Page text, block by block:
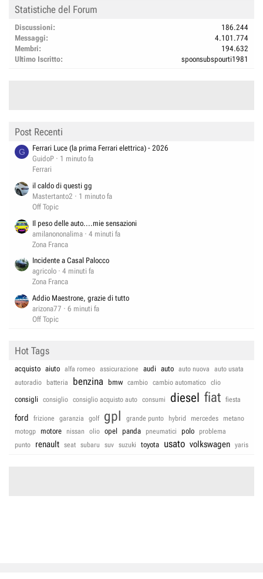
Statistiche del Forum
Discussioni
186.244
Messaggi
4.101.774
Membri
194.632
Ultimo Iscritto
spoonsubspourti1981
Post Recenti
G
Ferrari Luce (la prima Ferrari elettrica) - 2026
GuidoP
1 minuto fa
Ferrari
il caldo di questi gg
Mastertanto2
1 minuto fa
Off Topic
Il peso delle auto....mie sensazioni
amilanononalima
4 minuti fa
Zona Franca
Incidente a Casal Palocco
agricolo
4 minuti fa
Zona Franca
Addio Maestrone, grazie di tutto
arizona77
6 minuti fa
Off Topic
Hot Tags
acquisto aiuto alfa romeo assicurazione audi auto auto nuova
auto usata
autoradio
batteria benzina bmw cambio cambio automatico clio
consigli consiglio consiglio acquisto auto consumi diesel fiat fiesta
ford frizione garanzia golf gpl grande punto hybrid mercedes
metano
motogp
motore nissan olio opel panda pneumatici polo
problema
punto
renault seat subaru suv suzuki toyota usato volkswagen yaris